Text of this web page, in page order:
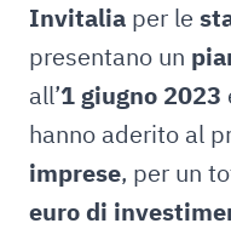
Invitalia per le
presentano un
all’1 giugno 2023
hanno aderito al
imprese, per un
euro di